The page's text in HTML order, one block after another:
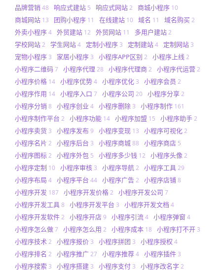
品牌营销 48 响应式建站 5 响应式网站2 商城小程序 10
商城网站 13 团购小程序 11 在线建站 10 域名 11 域名购买2
外卖小程序4 外贸建站 12 外贸网站 11 多用户建站2
学校网站2 学生网站4 定制小程序 3 定制建站4 定制网站 3
宠物小程序 3 家居小程序 3 小程序APP区别 2 小程序上线 2
小程序二维码7 小程序代理 28 小程序代理商2 小程序代运营2
小程序价格 14 小程序优势4 小程序优化 3 小程序会员 2
小程序作用 14 小程序入口 7 小程序公司 20 小程序分享2
小程序分销 8 小程序创业 4 小程序删除 3 小程序制作 161
小程序制作平台 2 小程序功能 14 小程序加盟 15 小程序助手2
小程序卖货 3 小程序发布9 小程序变现 13 小程序可视化2
小程序名片 2 小程序后台 3 小程序商城88 小程序商店 5
小程序图标2 小程序外包 5 小程序多少钱 12 小程序头像 2
小程序定制 10 小程序审核 3 小程序导航2 小程序工具29
小程序布局 4 小程序平台 44 小程序广告2 小程序店铺8
小程序开发 187 小程序开发价格2 小程序开发公司 7
小程序开发工具8 小程序开发平台 3 小程序开发文档 4
小程序开发软件2 小程序开店9 小程序引流4 小程序弹窗 4
小程序怎么做7 小程序怎么用 2 小程序成本 18 小程序打不开 3
小程序技术2 小程序报价 3 小程序拼团 3 小程序授权 4
小程序排名 2 小程序推广27 小程序推荐4 小程序插件 3
小程序搜索 3 小程序搭建 3 小程序支付 3 小程序改名字 2